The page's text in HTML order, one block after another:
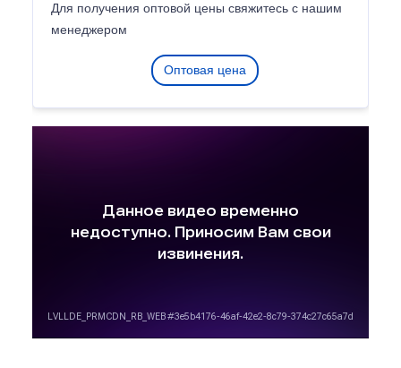
Для получения оптовой цены свяжитесь с нашим
менеджером
Оптовая цена